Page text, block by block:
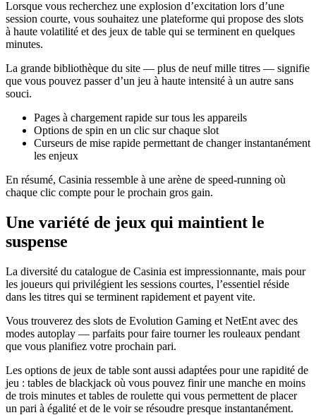
Lorsque vous recherchez une explosion d’excitation lors d’une
session courte, vous souhaitez une plateforme qui propose des slots
à haute volatilité et des jeux de table qui se terminent en quelques
minutes.
La grande bibliothèque du site — plus de neuf mille titres — signifie
que vous pouvez passer d’un jeu à haute intensité à un autre sans
souci.
Pages à chargement rapide sur tous les appareils
Options de spin en un clic sur chaque slot
Curseurs de mise rapide permettant de changer instantanément
les enjeux
En résumé, Casinia ressemble à une arène de speed-running où
chaque clic compte pour le prochain gros gain.
Une variété de jeux qui maintient le
suspense
La diversité du catalogue de Casinia est impressionnante, mais pour
les joueurs qui privilégient les sessions courtes, l’essentiel réside
dans les titres qui se terminent rapidement et payent vite.
Vous trouverez des slots de Evolution Gaming et NetEnt avec des
modes autoplay — parfaits pour faire tourner les rouleaux pendant
que vous planifiez votre prochain pari.
Les options de jeux de table sont aussi adaptées pour une rapidité de
jeu : tables de blackjack où vous pouvez finir une manche en moins
de trois minutes et tables de roulette qui vous permettent de placer
un pari à égalité et de le voir se résoudre presque instantanément.